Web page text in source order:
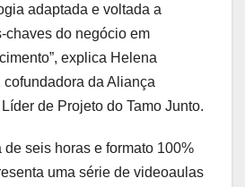
adaptada e voltada a
chaves do negócio em
explica Helena
da Aliança
de Projeto do Tamo Junto.
seis horas e formato 100%
uma série de videoaulas